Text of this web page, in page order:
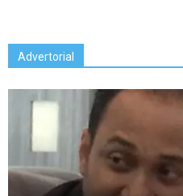
Advertorial